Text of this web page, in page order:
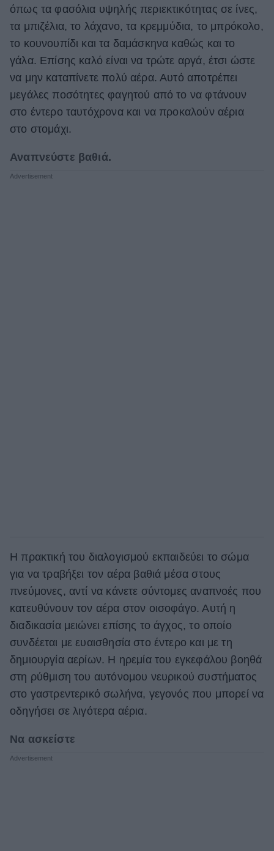
όπως τα φασόλια υψηλής περιεκτικότητας σε ίνες,
τα μπιζέλια, το λάχανο, τα κρεμμύδια, το μπρόκολο,
το κουνουπίδι και τα δαμάσκηνα καθώς και το
γάλα. Επίσης καλό είναι να τρώτε αργά, έτσι ώστε
να μην καταπίνετε πολύ αέρα. Αυτό αποτρέπει
μεγάλες ποσότητες φαγητού από το να φτάνουν
στο έντερο ταυτόχρονα και να προκαλούν αέρια
στο στομάχι.
Αναπνεύστε βαθιά.
Η πρακτική του διαλογισμού εκπαιδεύει το σώμα
για να τραβήξει τον αέρα βαθιά μέσα στους
πνεύμονες, αντί να κάνετε σύντομες αναπνοές που
κατευθύνουν τον αέρα στον οισοφάγο. Αυτή η
διαδικασία μειώνει επίσης το άγχος, το οποίο
συνδέεται με ευαισθησία στο έντερο και με τη
δημιουργία αερίων. Η ηρεμία του εγκεφάλου βοηθά
στη ρύθμιση του αυτόνομου νευρικού συστήματος
στο γαστρεντερικό σωλήνα, γεγονός που μπορεί να
οδηγήσει σε λιγότερα αέρια.
Να ασκείστε